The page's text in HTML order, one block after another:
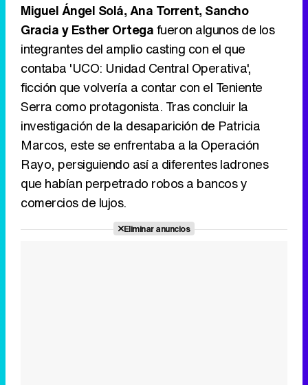
Miguel Ángel Solá, Ana Torrent, Sancho
Gracia y Esther Ortegafueron algunos de los
integrantes del amplio casting con el que
contaba 'UCO: Unidad Central Operativa',
ficción que volvería a contar con el Teniente
Serra como protagonista. Tras concluir la
investigación de la desaparición de Patricia
Marcos, este se enfrentaba a la Operación
Rayo, persiguiendo así a diferentes ladrones
que habían perpetrado robos a bancos y
comercios de lujos.
Eliminar anuncios